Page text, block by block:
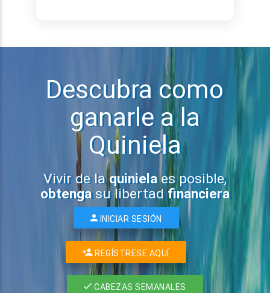
Descubra como
ganarle a la
Quiniela
Vivir de laquinielaes posible,
obtengasu libertadfinanciera
INICIAR SESIÓN
REGÍSTRESE AQUÍ
CABEZAS SEMANALES